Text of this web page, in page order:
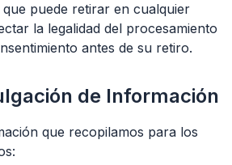
puede retirar en cualquier
la legalidad del procesamiento
antes de su retiro.
de Información
que recopilamos para los